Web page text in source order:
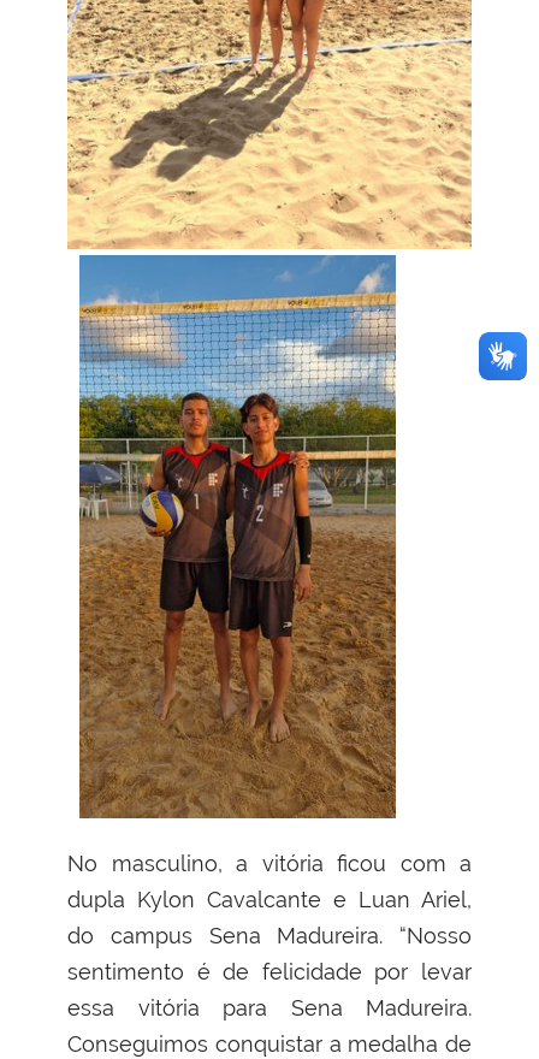
No masculino, a vitória ficou com a
dupla Kylon Cavalcante e Luan Ariel,
do campus Sena Madureira. “Nosso
sentimento é de felicidade por levar
essa vitória para Sena Madureira.
Conseguimos conquistar a medalha de